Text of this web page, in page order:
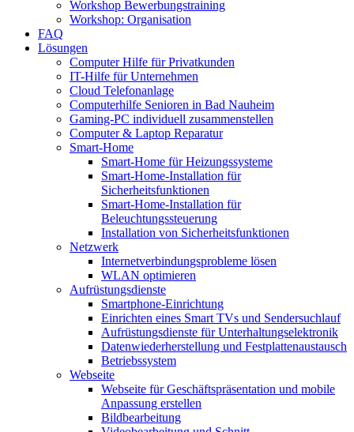
Workshop Bewerbungstraining
Workshop: Organisation
FAQ
Lösungen
Computer Hilfe für Privatkunden
IT-Hilfe für Unternehmen
Cloud Telefonanlage
Computerhilfe Senioren in Bad Nauheim
Gaming-PC individuell zusammenstellen
Computer & Laptop Reparatur
Smart-Home
Smart-Home für Heizungssysteme
Smart-Home-Installation für
Sicherheitsfunktionen
Smart-Home-Installation für
Beleuchtungssteuerung
Installation von Sicherheitsfunktionen
Netzwerk
Internetverbindungsprobleme lösen
WLAN optimieren
Aufrüstungsdienste
Smartphone-Einrichtung
Einrichten eines Smart TVs und Sendersuchlauf
Aufrüstungsdienste für Unterhaltungselektronik
Datenwiederherstellung und Festplattenaustausch
Betriebssystem
Webseite
Webseite für Geschäftspräsentation und mobile
Anpassung erstellen
Bildbearbeitung